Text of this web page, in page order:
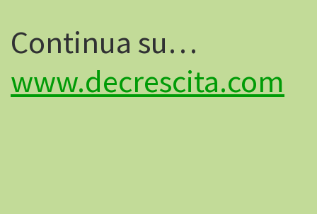
Continua su…
www.decrescita.com